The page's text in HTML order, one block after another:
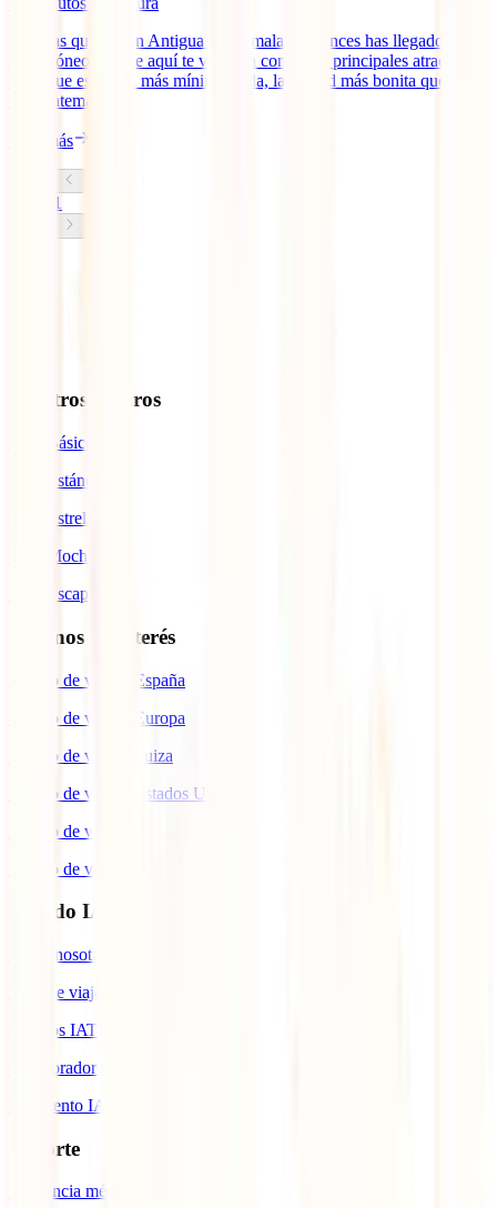
¿Buscas qué ver en Antigua Guatemala? Entonces has llegado al
sitio idóneo porque aquí te vamos a contar los principales atractivos
de la que es, sin la más mínima duda, la ciudad más bonita que ver
en Guatemala.
Leer más
1
Nuestros seguros
IATI Básico
IATI Estándar
IATI Estrella
IATI Mochilero
IATI Escapadas
Destinos de interés
Seguro de viaje a España
Seguro de viaje a Europa
Seguro de viaje a Suiza
Seguro de viaje a Estados Unidos
Seguro de viaje para Brasil
Seguro de viaje a Cuba
Mundo IATI
Sobre nosotros
Blog de viajes
Premios IATI
Colaboradores IATI
Descuento IATI
Soporte
Asistencia médica en viajes